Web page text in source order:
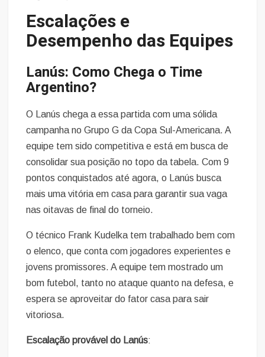
Escalações e
Desempenho das Equipes
Lanús: Como Chega o Time
Argentino?
O Lanús chega a essa partida com uma sólida
campanha no Grupo G da Copa Sul-Americana. A
equipe tem sido competitiva e está em busca de
consolidar sua posição no topo da tabela. Com 9
pontos conquistados até agora, o Lanús busca
mais uma vitória em casa para garantir sua vaga
nas oitavas de final do torneio.
O técnico Frank Kudelka tem trabalhado bem com
o elenco, que conta com jogadores experientes e
jovens promissores. A equipe tem mostrado um
bom futebol, tanto no ataque quanto na defesa, e
espera se aproveitar do fator casa para sair
vitoriosa.
Escalação provável do Lanús: